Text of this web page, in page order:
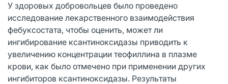
У здоровых добровольцев было проведено
исследование лекарственного взаимодействия
фебуксостата, чтобы оценить, может ли
ингибирование ксантиноксидазы приводить к
увеличению концентрации теофиллина в плазме
крови, как было отмечено при применении других
ингибиторов ксантиноксидазы. Результаты